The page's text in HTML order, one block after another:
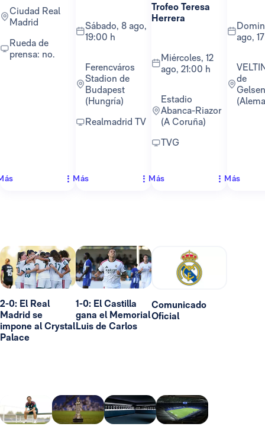
Ciudad Real
Madrid
Rueda de
prensa: no.
sábado, 8 ago,
19:00 h
Ferencváros
Stadion de
Budapest
(Hungría)
Realmadrid TV
Más
Trofeo Teresa
Herrera
miércoles, 12
ago, 21:00 h
Estadio
Abanca-Riazor
(A Coruña)
TVG
Más
domingo, 16
ago,
VELTINS-Arena
de
Más
2-0: El Real
Madrid se
impone al Crystal
Palace
1-0: El Castilla
gana el Memorial
Luis de Carlos
Comunicado
Oficial